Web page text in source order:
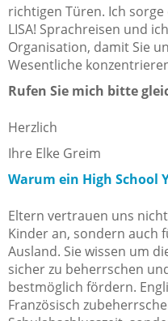
richtigen Türen. Ich
LISA! Sprachreisen und
Organisation, damit Sie
Wesentliche
Rufen Sie mich bitte
Herzlich
Ihre Elke Greim
Warum ein High School
Eltern vertrauen uns
Kinder an, sondern auch
Ausland. Sie wissen um
sicher zu beherrschen
bestmöglich fördern.
Französisch